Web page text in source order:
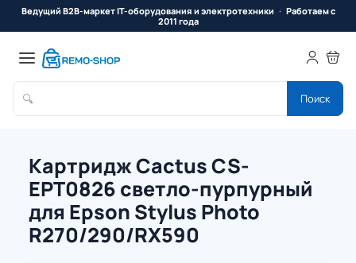
Ведущий B2B-маркет IT-оборудования и электротехники
Работаем с
2011 года
🔍 Поиск
Картридж Cactus CS-
EPT0826 светло-пурпурный
для Epson Stylus Photo
R270/290/RX590